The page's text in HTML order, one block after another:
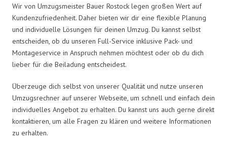
Wir von Umzugsmeister Bauer Rostock legen großen Wert auf
Kundenzufriedenheit. Daher bieten wir dir eine flexible Planung
und individuelle Lösungen für deinen Umzug. Du kannst selbst
entscheiden, ob du unseren Full-Service inklusive Pack- und
Montageservice in Anspruch nehmen möchtest oder ob du dich
lieber für die Beiladung entscheidest.
Überzeuge dich selbst von unserer Qualität und nutze unseren
Umzugsrechner auf unserer Webseite, um schnell und einfach dein
individuelles Angebot zu erhalten. Du kannst uns auch gerne direkt
kontaktieren, um alle Fragen zu klären und weitere Informationen
zu erhalten.